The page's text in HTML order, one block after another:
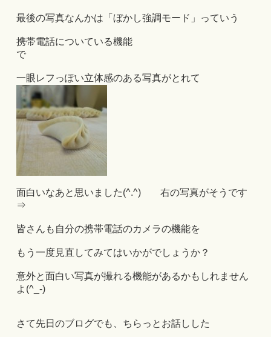
最後の写真なんかは「ぼかし強調モード」っていう
携帯電話についている機能
で
一眼レフっぽい立体感のある写真がとれて
面白いなあと思いました(^.^) 右の写真がそうです
⇒
皆さんも自分の携帯電話のカメラの機能を
もう一度見直してみてはいかがでしょうか？
意外と面白い写真が撮れる機能があるかもしれません
よ(^_-)
さて先日のブログでも、ちらっとお話しした